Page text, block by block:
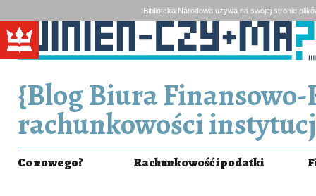
Biblioteka Narodowa używa na swojej stronie
{Blog Biura
rachunkowości
Co nowego? Rachunkowość i podatki